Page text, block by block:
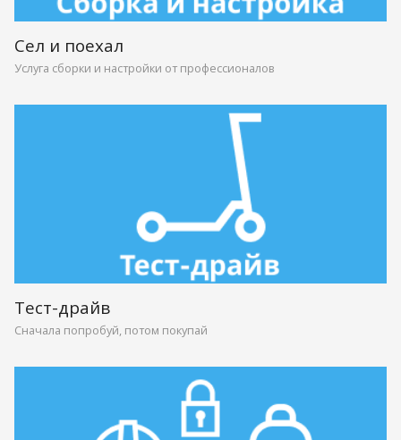
Сел и поехал
Услуга сборки и настройки от профессионалов
Тест-драйв
Сначала попробуй, потом покупай